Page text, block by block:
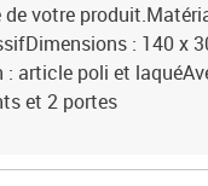
votre
: 140 x
: article poli et
et 2 portes